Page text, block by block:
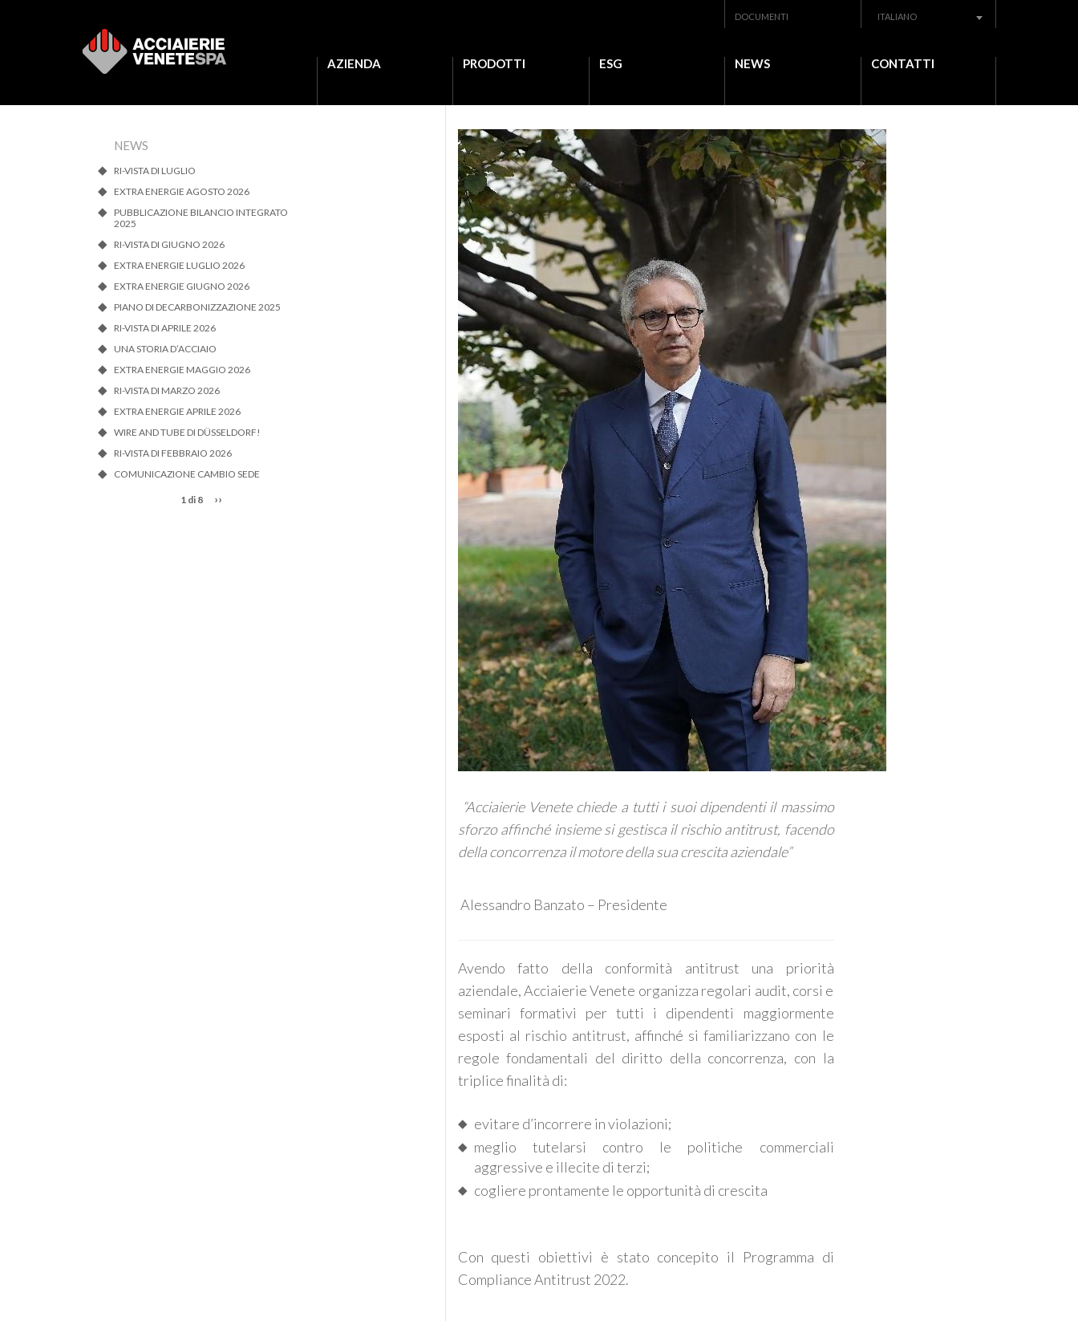
ITALIANO
DOCUMENTI
AZIENDA PRODOTTI ESG NEWS CONTATTI
“Acciaierie Venete chiede a tutti i suoi dipendenti il massimo
sforzo affinché insieme si gestisca il rischio antitrust, facendo
della concorrenza il motore della sua crescita aziendale”
Alessandro Banzato – Presidente
Avendo fatto della conformità antitrust una priorità
aziendale, Acciaierie Venete organizza regolari audit, corsi e
seminari formativi per tutti i dipendenti maggiormente
esposti al rischio antitrust, affinché si familiarizzano con le
regole fondamentali del diritto della concorrenza, con la
triplice finalità di:
evitare d’incorrere in violazioni;
meglio tutelarsi contro le politiche commerciali
aggressive e illecite di terzi;
cogliere prontamente le opportunità di crescita
Con questi obiettivi è stato concepito il Programma di
Compliance Antitrust 2022.
NEWS
RI-VISTA DI LUGLIO
EXTRA ENERGIE AGOSTO 2026
PUBBLICAZIONE BILANCIO INTEGRATO
2025
RI-VISTA DI GIUGNO 2026
EXTRA ENERGIE LUGLIO 2026
EXTRA ENERGIE GIUGNO 2026
PIANO DI DECARBONIZZAZIONE 2025
RI-VISTA DI APRILE 2026
UNA STORIA D’ACCIAIO
EXTRA ENERGIE MAGGIO 2026
RI-VISTA DI MARZO 2026
EXTRA ENERGIE APRILE 2026
WIRE AND TUBE DI DÜSSELDORF!
RI-VISTA DI FEBBRAIO 2026
COMUNICAZIONE CAMBIO SEDE
1 di 8 ››